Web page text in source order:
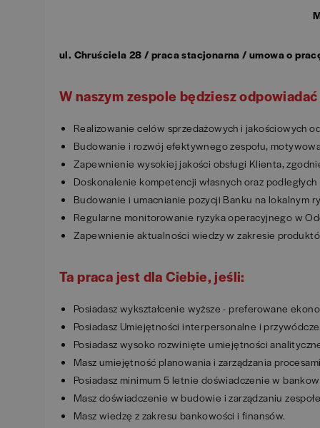
ul. Chruściela 28 / praca stacjonarna / umowa o
W naszym zespole będziesz odpowiadać
Realizowanie celów sprzedażowych i jakościowych
Budowanie i rozwój efektywnego zespołu,
Zapewnienie wysokiej jakości obsługi Klienta,
Doskonalenie kompetencji własnych oraz
Budowanie i umacnianie pozycji Banku na lokalnym
Regularne monitorowanie ryzyka operacyjnego w
Zapewnienie aktualności wiedzy w zakresie
Ta praca jest dla Ciebie, jeśli:
Posiadasz wykształcenie wyższe - preferowane
Posiadasz Umiejętności interpersonalne i przywódcze.
Posiadasz wysoko rozwinięte umiejętności
Masz umiejętność planowania i zarządzania
Posiadasz minimum 5 letnie doświadczenie w
Masz doświadczenie w budowie i zarządzaniu
Masz wiedzę z zakresu bankowości i finansów.